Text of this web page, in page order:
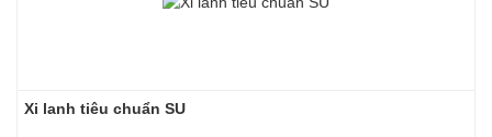
Xi lanh tiêu chuẩn SU